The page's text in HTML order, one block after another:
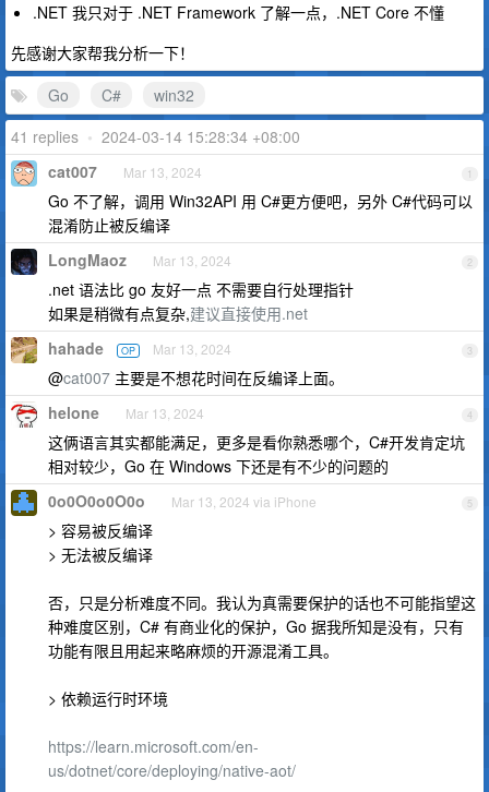
.NET 我只对于 .NET Framework 了解一点，.NET Core 不懂
先感谢大家帮我分析一下！
Go
C#
win32
41 replies • 2024-03-14 15:28:34 +08:00
1
cat007 Mar 13, 2024
Go 不了解，调用 Win32API 用 C#更方便吧，另外 C#代码可以
混淆防止被反编译
2
LongMaoz Mar 13, 2024
.net 语法比 go 友好一点 不需要自行处理指针
如果是稍微有点复杂,建议直接使用.net
3
hahade OP Mar 13, 2024
@cat007 主要是不想花时间在反编译上面。
4
helone Mar 13, 2024
这俩语言其实都能满足，更多是看你熟悉哪个，C#开发肯定坑
相对较少，Go 在 Windows 下还是有不少的问题的
5
0o0O0o0O0o Mar 13, 2024 via iPhone
> 容易被反编译
> 无法被反编译
否，只是分析难度不同。我认为真需要保护的话也不可能指望这
种难度区别，C# 有商业化的保护，Go 据我所知是没有，只有
功能有限且用起来略麻烦的开源混淆工具。
> 依赖运行时环境
https://learn.microsoft.com/en-
us/dotnet/core/deploying/native-aot/